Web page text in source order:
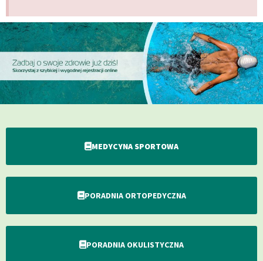
Laboratorium analityczne
Pracownia fizjoterapii
Pracownia EEG/EKG
MEDYCYNA SPORTOWA
PORADNIA ORTOPEDYCZNA
PORADNIA OKULISTYCZNA